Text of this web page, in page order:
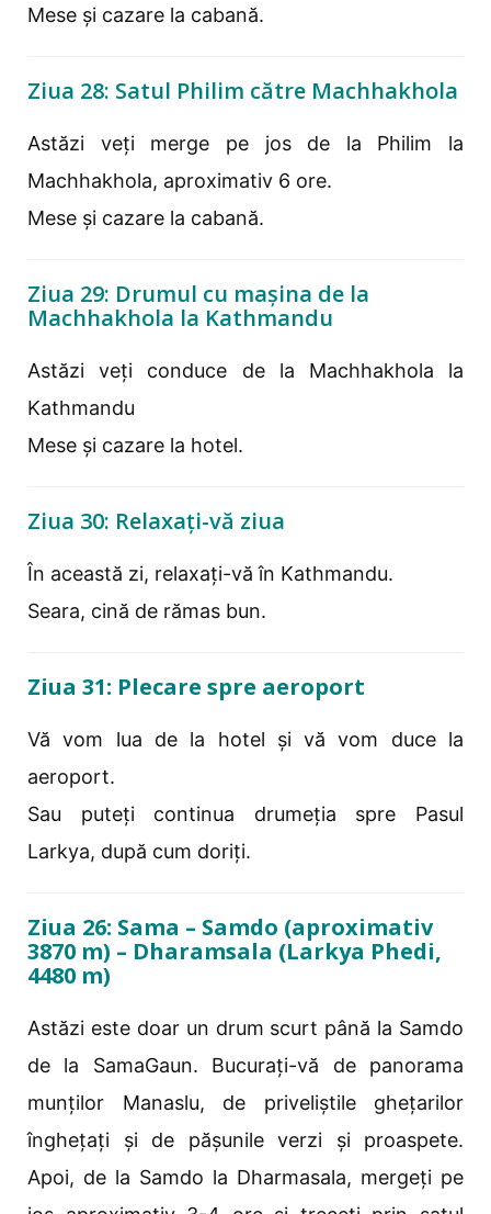
Mese și cazare la cabană.
Ziua 28: Satul Philim către Machhakhola
Astăzi veți merge pe jos de la Philim la
Machhakhola, aproximativ 6 ore.
Mese și cazare la cabană.
Ziua 29: Drumul cu mașina de la
Machhakhola la Kathmandu
Astăzi veți conduce de la Machhakhola la
Kathmandu
Mese și cazare la hotel.
Ziua 30: Relaxați-vă ziua
În această zi, relaxați-vă în Kathmandu.
Seara, cină de rămas bun.
Ziua 31: Plecare spre aeroport
Vă vom lua de la hotel și vă vom duce la
aeroport.
Sau puteți continua drumeția spre Pasul
Larkya, după cum doriți.
Ziua 26: Sama – Samdo (aproximativ
3870 m) – Dharamsala (Larkya Phedi,
4480 m)
Astăzi este doar un drum scurt până la Samdo
de la SamaGaun. Bucurați-vă de panorama
munților Manaslu, de priveliștile ghețarilor
înghețați și de pășunile verzi și proaspete.
Apoi, de la Samdo la Dharmasala, mergeți pe